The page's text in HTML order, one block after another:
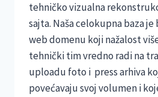
tehničko vizualna
sajta. Naša celokupna baza je
web domenu koji nažalost
tehnički tim vredno radi na
uploadu foto i press arhiva
povećavaju svoj volumen i